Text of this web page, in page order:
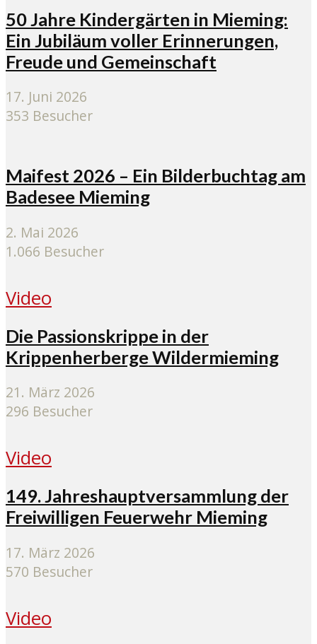
50 Jahre Kindergärten in Mieming:
Ein Jubiläum voller Erinnerungen,
Freude und Gemeinschaft
17. Juni 2026
353 Besucher
Maifest 2026 – Ein Bilderbuchtag am
Badesee Mieming
2. Mai 2026
1.066 Besucher
Video
Die Passionskrippe in der
Krippenherberge Wildermieming
21. März 2026
296 Besucher
Video
149. Jahreshauptversammlung der
Freiwilligen Feuerwehr Mieming
17. März 2026
570 Besucher
Video